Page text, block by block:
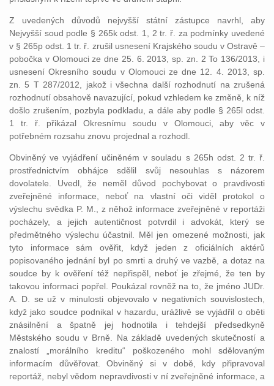
Z uvedených důvodů nejvyšší státní zástupce navrhl, aby
Nejvyšší soud podle § 265k odst. 1, 2 tr. ř. za podmínky uvedené
v § 265p odst. 1 tr. ř. zrušil usnesení Krajského soudu v Ostravě –
pobočka v Olomouci ze dne 25. 6. 2013, sp. zn. 2 To 136/2013, i
usnesení Okresního soudu v Olomouci ze dne 12. 4. 2013, sp.
zn. 5 T 287/2012, jakož i všechna další rozhodnutí na zrušená
rozhodnutí obsahově navazující, pokud vzhledem ke změně, k níž
došlo zrušením, pozbyla podkladu, a dále aby podle § 265l odst.
1 tr. ř. přikázal Okresnímu soudu v Olomouci, aby věc v
potřebném rozsahu znovu projednal a rozhodl.
Obviněný ve vyjádření učiněném v souladu s 265h odst. 2 tr. ř.
prostřednictvím obhájce sdělil svůj nesouhlas s názorem
dovolatele. Uvedl, že neměl důvod pochybovat o pravdivosti
zveřejněné informace, neboť na vlastní oči viděl protokol o
výslechu svědka P. M., z něhož informace zveřejněné v reportáži
pocházely, a jejich autentičnost potvrdil i advokát, který se
předmětného výslechu účastnil. Měl jen omezené možnosti, jak
tyto informace sám ověřit, když jeden z oficiálních aktérů
popisovaného jednání byl po smrti a druhý ve vazbě, a dotaz na
soudce by k ověření též nepřispěl, neboť je zřejmé, že ten by
takovou informaci popřel. Poukázal rovněž na to, že jméno JUDr.
A. D. se už v minulosti objevovalo v negativních souvislostech,
když jako soudce podnikal v hazardu, urážlivě se vyjádřil o oběti
znásilnění a špatně jej hodnotila i tehdejší předsedkyně
Městského soudu v Brně. Na základě uvedených skutečností a
znalostí „morálního kreditu“ poškozeného mohl sdělovaným
informacím důvěřovat. Obviněný si v době, kdy připravoval
reportáž, nebyl vědom nepravdivosti v ní zveřejněné informace, a